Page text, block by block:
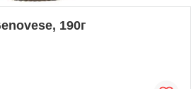
190г